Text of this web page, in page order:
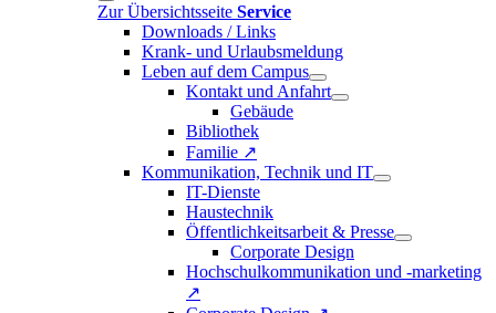
Zur Übersichtsseite Service
Downloads / Links
Krank- und Urlaubsmeldung
Leben auf dem Campus
Kontakt und Anfahrt
Gebäude
Bibliothek
Familie ↗
Kommunikation, Technik und IT
IT-Dienste
Haustechnik
Öffentlichkeitsarbeit & Presse
Corporate Design
Hochschulkommunikation und -marketing
↗